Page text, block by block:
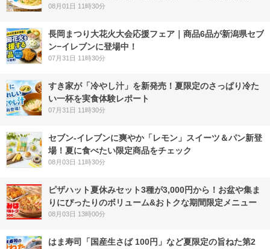
08月01日 11時30分
長岡まつり大花火大会応援フェア｜商品6品が新潟県セブ
ン−イレブンに登場中！
07月31日 11時30分
すき家が「冷やし汁」を新発売！夏限定のさっぱり冷た
い一杯を実食体験レポート
07月31日 11時30分
セブン‐イレブンに爽やか「レモン」スイーツ＆パン新登
場！夏に食べたい限定商品をチェック
08月03日 11時30分
ピザハット夏休みセット3種が3,000円から！お盆や集ま
りにぴったりのボリューム&おトクな期間限定メニュー
08月03日 13時00分
はま寿司「国産生さば 100円」など夏限定の旨ねた第2